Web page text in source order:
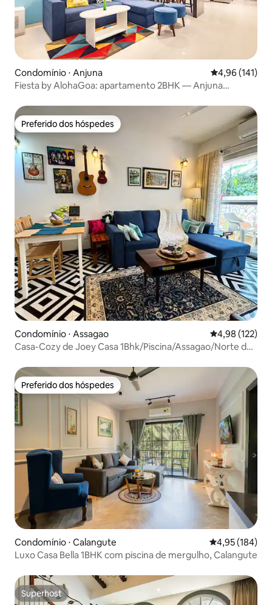
Condomínio ⋅ Anjuna 4,96 de uma
4,96 (141)
Fiesta by AlohaGoa: apartamento 2BHK — Anjuna
Preferido dos hóspedes
Preferido dos hóspedes
Condomínio ⋅ Assagao 4,98 de uma
4,98 (122)
Casa-Cozy de Joey Casa 1Bhk/Piscina/Assagao/Norte de
Preferido dos hóspedes
Preferido dos hóspedes
Condomínio ⋅ Calangute 4,95 de uma
4,95 (184)
Luxo Casa Bella 1BHK com piscina de mergulho, Calangute
Superhost
Superhost